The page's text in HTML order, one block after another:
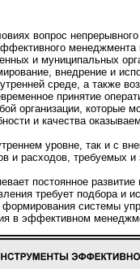
вопрос
и муниципальных
внедрение и
среде, а также
принятие
организации, которые
и качества
уровне, так и с
и расходов, требуемых
постоянное
требует подбора и
системы
в эффективном